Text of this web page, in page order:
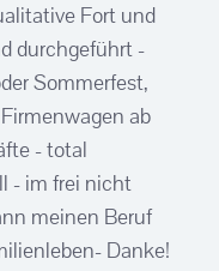
Fort und
durchgeführt -
Sommerfest,
ab
- total
- im frei nicht
meinen Beruf
Danke!